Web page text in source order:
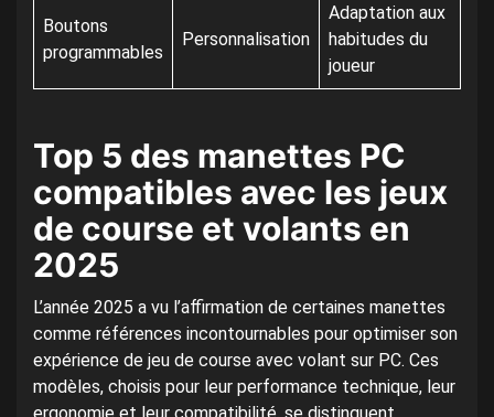
Boutons
programmables
Personnalisation
Adaptation aux
habitudes du
joueur
Top 5 des manettes PC
compatibles avec les jeux
de course et volants en
2025
L’année 2025 a vu l’affirmation de certaines manettes
comme références incontournables pour optimiser son
expérience de jeu de course avec volant sur PC. Ces
modèles, choisis pour leur performance technique, leur